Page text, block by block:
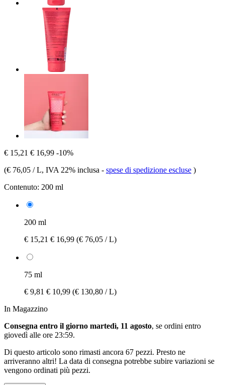
€ 15,21 € 16,99 -10%
(€ 76,05 / L, IVA 22% inclusa - spese di spedizione escluse )
Contenuto: 200 ml
200 ml
€ 15,21 € 16,99 (€ 76,05 / L)
75 ml
€ 9,81 € 10,99 (€ 130,80 / L)
In Magazzino
Consegna entro il giorno martedì, 11 agosto, se ordini entro
giovedì alle ore 23:59.
Di questo articolo sono rimasti ancora 67 pezzi. Presto ne
arriveranno altri! La data di consegna potrebbe subire variazioni se
vengono ordinati più pezzi.